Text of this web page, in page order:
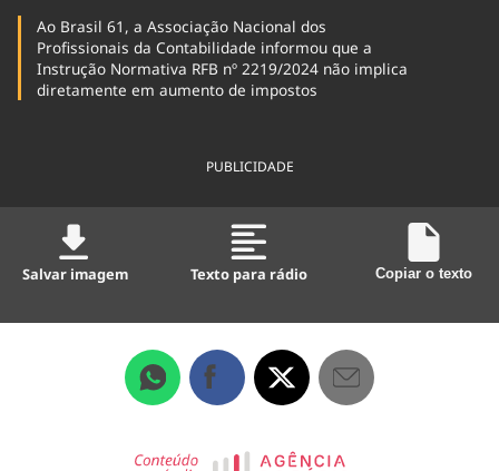
Ao Brasil 61, a Associação Nacional dos
Profissionais da Contabilidade informou que a
Instrução Normativa RFB nº 2219/2024 não implica
diretamente em aumento de impostos
PUBLICIDADE
Salvar imagem Texto para rádio Copiar o texto